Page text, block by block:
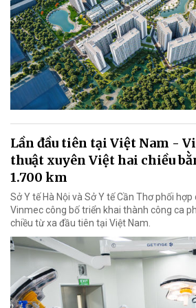
Lần đầu tiên tại Việt Nam -
thuật xuyên Việt hai chiều
1.700 km
Sở Y tế Hà Nội và Sở Y tế Cần Thơ phối
Vinmec công bố triển khai thành công ca
chiều từ xa đầu tiên tại Việt Nam.